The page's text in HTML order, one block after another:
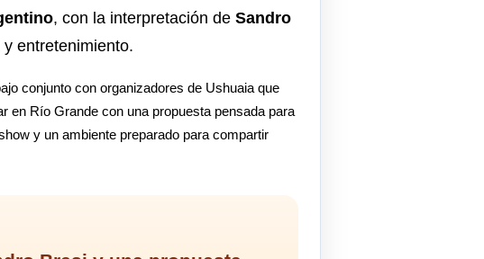
, con la interpretación de Sandro
entretenimiento.
conjunto con organizadores de Ushuaia que
en Río Grande con una propuesta pensada para
y un ambiente preparado para compartir